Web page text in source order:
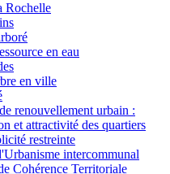
Rochelle
en eau
en ville
renouvellement urbain :
et attractivité des quartiers
restreinte
intercommunal
Cohérence Territoriale